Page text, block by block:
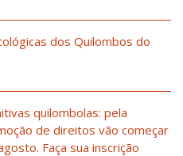
dos Quilombos do
quilombolas: pela
de direitos vão começar
Faça sua inscrição